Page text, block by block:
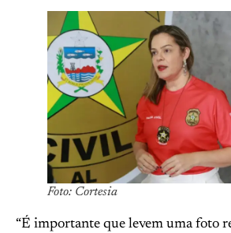
Foto: Cortesia
“É importante que levem uma foto